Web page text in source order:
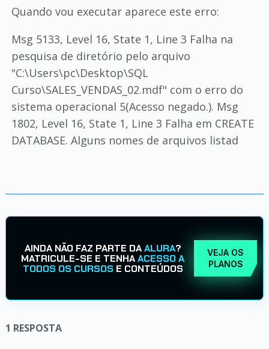
Quando vou executar aparece este erro:
Msg 5133, Level 16, State 1, Line 3 Falha na
pesquisa de diretório pelo arquivo
"C:\Users\pc\Desktop\SQL
Curso\SALES_VENDAS_02.mdf" com o erro do
sistema operacional 5(Acesso negado.). Msg
1802, Level 16, State 1, Line 3 Falha em CREATE
DATABASE. Alguns nomes de arquivos listad
AINDA NÃO FAZ PARTE DAALURA?
MATRICULE-SE E TENHAACESSO A
TODOS OS CURSOS E CONTEÚDOS
VEJA OS
PLANOS
1 RESPOSTA